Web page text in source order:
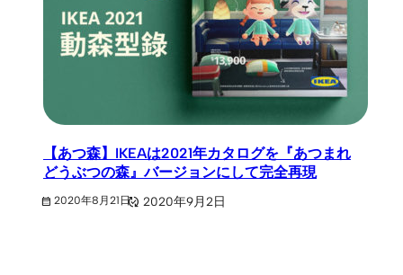
【あつ森】IKEAは2021年カタログを『あつまれ
どうぶつの森』バージョンにして完全再現
2020年8月21日 2020年9月2日